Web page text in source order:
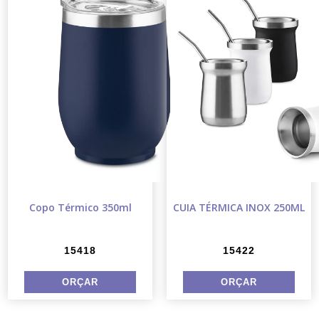
Copo Térmico 350ml
15418
CUIA TÉRMICA INOX 250ML
15422